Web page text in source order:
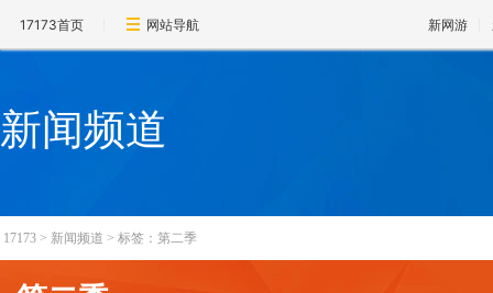
17173首页 网站导航 新网游
新闻频道
17173 > 新闻频道 > 标签：第二季